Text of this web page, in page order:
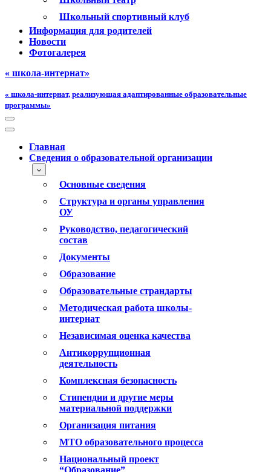
Школьный спортивный клуб
Информация для родителей
Новости
Фотогалерея
« школа-интернат»
« школа-интернат, реализующая адаптированные образовательные
программы»
Меню
навигации
Меню
навигацииГлавная
Сведения о образовательной организации
Основные сведения
Структура и органы управления
ОУ
Руководство, педагогический
состав
Документы
Образование
Образовательные страндарты
Методическая работа школы-
интернат
Независимая оценка качества
Антикоррупционная
деятельность
Комплексная безопасность
Стипендии и другие меры
материальной поддержки
Организация питания
МТО образовательного процесса
Национальный проект
“Образование”